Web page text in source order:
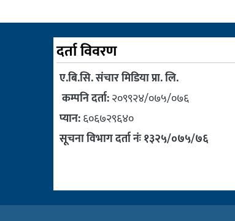
दर्ता विवरण
ए.बि.सि. संचार मिडिया प्रा. लि.
कम्पनि दर्ता:२०९९२४/०७५/०७६
प्यान:६०६७२९६४०
सूचना विभाग दर्ता नंः १३२५/०७५/७६